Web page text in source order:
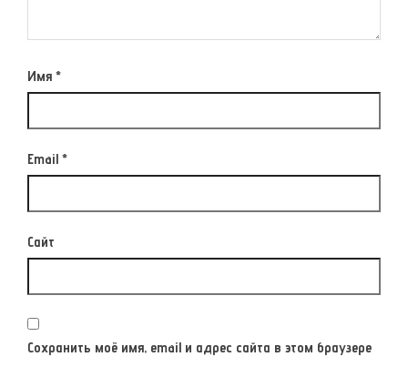
Имя *
Email *
Сайт
Сохранить моё имя, email и адрес сайта в этом браузере